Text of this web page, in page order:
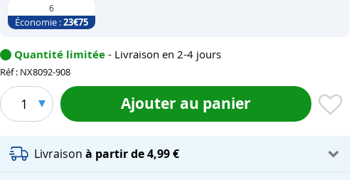
6
Économie :23€75
Quantité limitée - Livraison en 2-4 jours
Réf : NX8092-908
1 Ajouter au panier
Livraisonà partir de 4,99 €